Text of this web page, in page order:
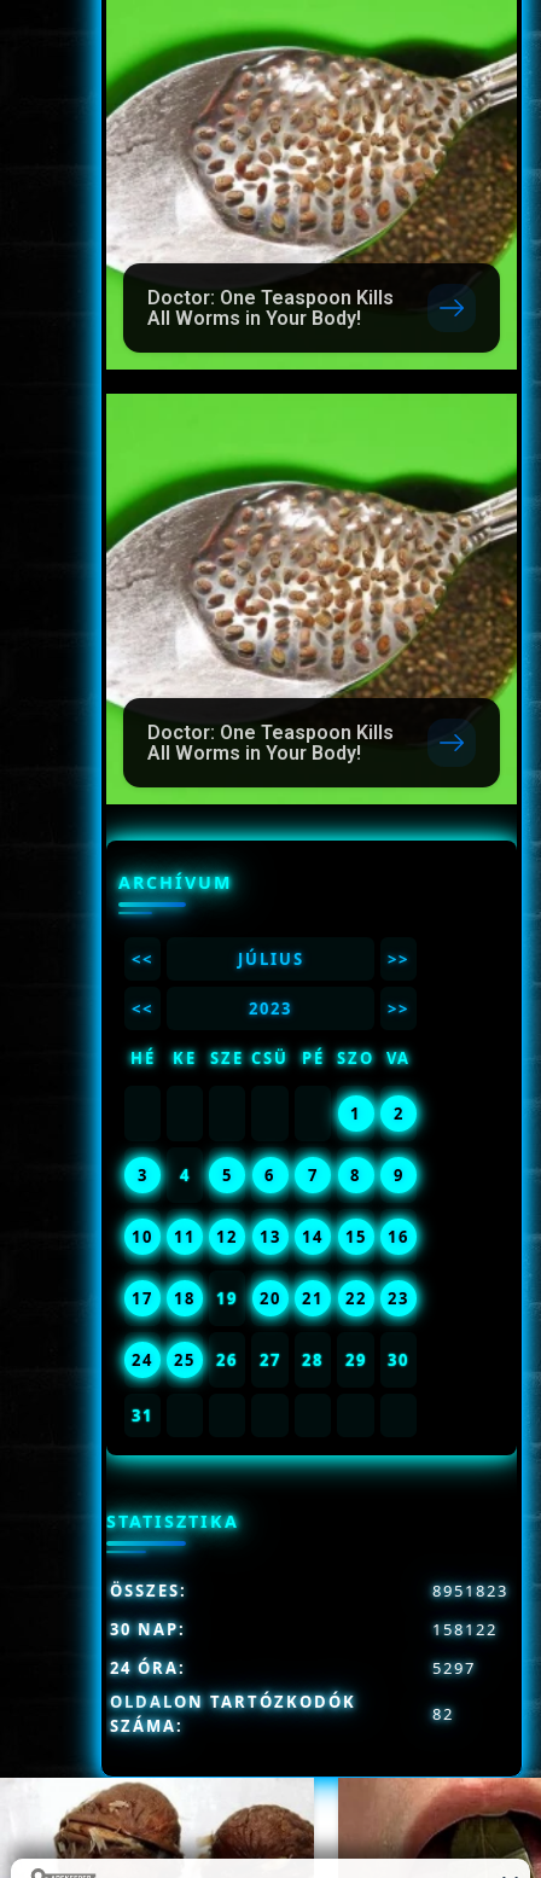
Doctor: One Teaspoon Kills
All Worms in Your Body!
Doctor: One Teaspoon Kills
All Worms in Your Body!
ARCHÍVUM
<< JÚLIUS >>
<< 2023 >>
HÉ KE SZE CSÜ PÉ SZO VA
1 2
3 4 5 6 7 8 9
10 11 12 13 14 15 16
17 18 19 20 21 22 23
24 25 26 27 28 29 30
31
STATISZTIKA
OLDALON TARTÓZKODÓK
SZÁMA:
82
ÖSSZES:
8951823
30 NAP:
158122
24 ÓRA:
5297